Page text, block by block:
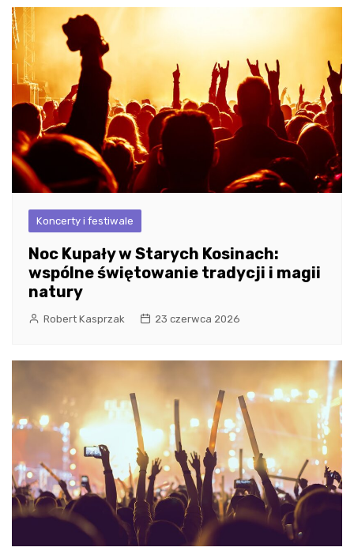
Koncerty i festiwale
Noc Kupały w Starych Kosinach:
wspólne świętowanie tradycji i magii
natury
Robert Kasprzak 23 czerwca 2026